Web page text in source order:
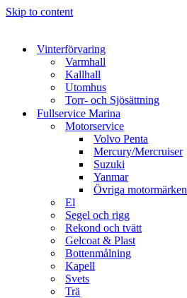
Skip to content
Vinterförvaring
Varmhall
Kallhall
Utomhus
Torr- och Sjösättning
Fullservice Marina
Motorservice
Volvo Penta
Mercury/Mercruiser
Suzuki
Yanmar
Övriga motormärken
El
Segel och rigg
Rekond och tvätt
Gelcoat & Plast
Bottenmålning
Kapell
Svets
Trä